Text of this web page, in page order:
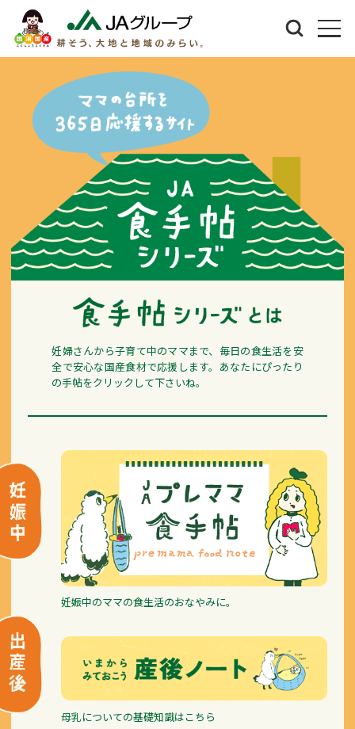
妊婦さんから子育て中のママまで、毎日の食生活を安
全で安心な国産食材で応援します。あなたにぴったり
の手帖をクリックして下さいね。
妊娠中のママの食生活のおなやみに。
母乳についての基礎知識はこちら